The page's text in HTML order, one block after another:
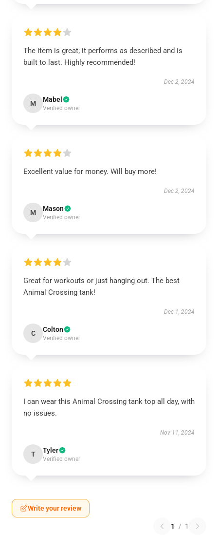
The item is great; it performs as described and is
built to last. Highly recommended!
Dec 2, 2024
M Mabel
Verified owner
Excellent value for money. Will buy more!
Dec 2, 2024
M Mason
Verified owner
Great for workouts or just hanging out. The best
Animal Crossing tank!
Dec 1, 2024
C Colton
Verified owner
I can wear this Animal Crossing tank top all day, with
no issues.
Nov 11, 2024
T Tyler
Verified owner
Write your review
1 / 1